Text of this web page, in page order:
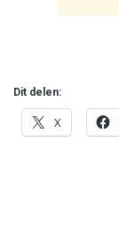
Dit delen:
X